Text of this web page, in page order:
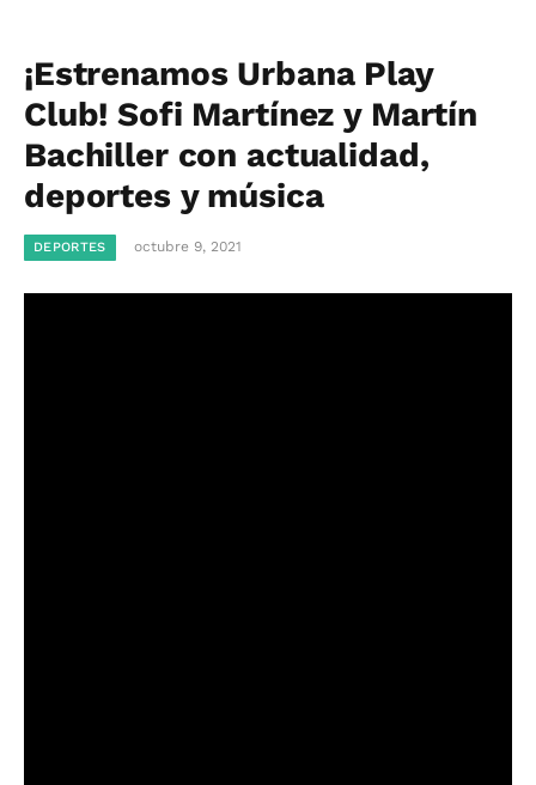
¡Estrenamos Urbana Play
Club! Sofi Martínez y Martín
Bachiller con actualidad,
deportes y música
DEPORTES octubre 9, 2021